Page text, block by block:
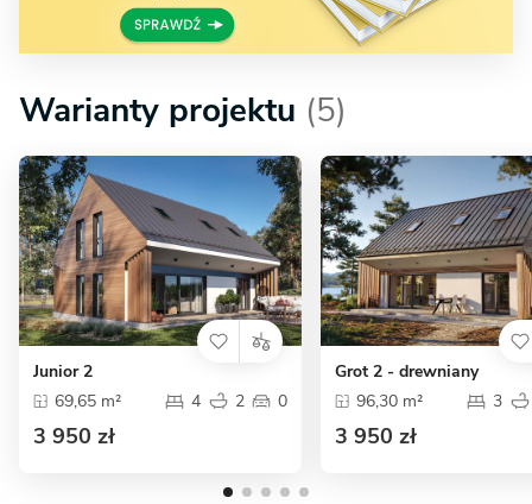
Warianty projektu (5)
Junior 2
69,65 m²
4 2 0
3 950 zł
Grot 2 - drewniany
96,30 m²
3
3 950 zł